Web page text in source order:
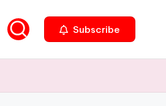
Subscribe